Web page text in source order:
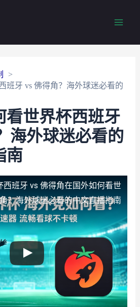
班牙 vs 佛得角？海外球迷必看的
看世界杯西班牙
海外球迷必看的
南
班牙 vs 佛得角在国外如何看世
？海外球迷必看的中文直播指南